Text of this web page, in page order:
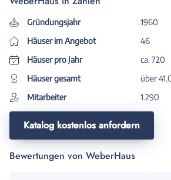
Gründungsjahr
1960
Häuser im Angebot
46
Häuser pro Jahr
ca. 720
Häuser gesamt
über
Mitarbeiter
1.290
Katalog kostenlos anfordern
Bewertungen von WeberHaus